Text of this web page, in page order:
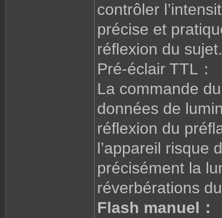
contrôler
précise et
réflexion du sujet.
Pré-éclair TTL：
La commande
données de
réflexion du
l’appareil risque
précisément la
réverbérations
Flash manuel：